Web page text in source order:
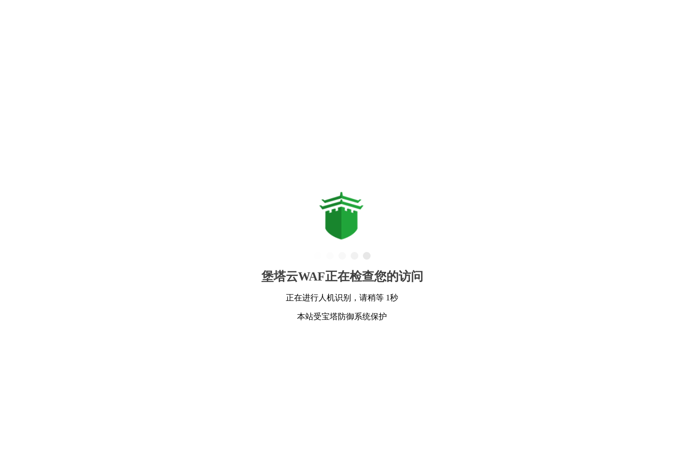
堡塔云WAF正在检查您的访问
正在进行人机识别，请稍等 1秒
本站受宝塔防御系统保护